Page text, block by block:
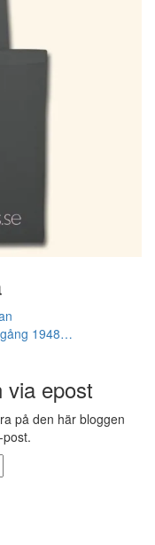
1948…
via epost
på den här bloggen